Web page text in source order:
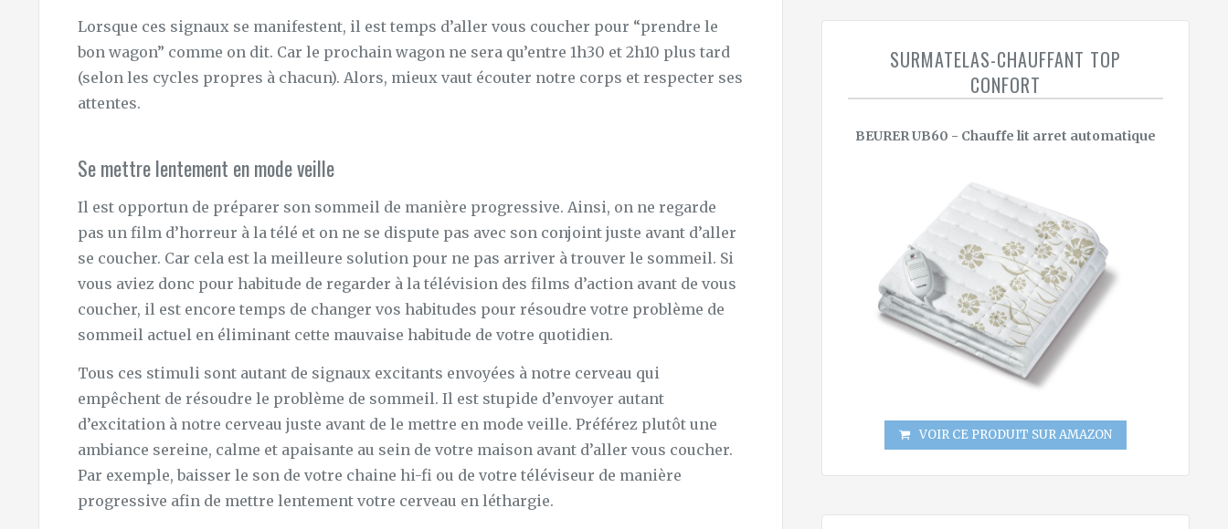
Lorsque ces signaux se manifestent, il est temps d’aller vous coucher pour “prendre le
bon wagon” comme on dit. Car le prochain wagon ne sera qu’entre 1h30 et 2h10 plus tard
(selon les cycles propres à chacun). Alors, mieux vaut écouter notre corps et respecter ses
attentes.
Se mettre lentement en mode veille
Il est opportun de préparer son sommeil de manière progressive. Ainsi, on ne regarde
pas un film d’horreur à la télé et on ne se dispute pas avec son conjoint juste avant d’aller
se coucher. Car cela est la meilleure solution pour ne pas arriver à trouver le sommeil. Si
vous aviez donc pour habitude de regarder à la télévision des films d’action avant de vous
coucher, il est encore temps de changer vos habitudes pour résoudre votre problème de
sommeil actuel en éliminant cette mauvaise habitude de votre quotidien.
Tous ces stimuli sont autant de signaux excitants envoyées à notre cerveau qui
empêchent de résoudre le problème de sommeil. Il est stupide d’envoyer autant
d’excitation à notre cerveau juste avant de le mettre en mode veille. Préférez plutôt une
ambiance sereine, calme et apaisante au sein de votre maison avant d’aller vous coucher.
Par exemple, baisser le son de votre chaine hi-fi ou de votre téléviseur de manière
progressive afin de mettre lentement votre cerveau en léthargie.
SURMATELAS-CHAUFFANT TOP
CONFORT
BEURER UB60 - Chauffe lit arret automatique
VOIR CE PRODUIT SUR AMAZON